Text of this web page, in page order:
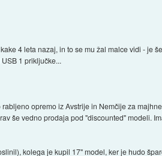
4 leta nazaj, in to se mu žal malce vidi - je
1 priključke...
opremo iz Avstrije in Nemčije za
še vedno prodaja pod "discounted" modeli.
kolega je kupil 17" model, ker je hudo